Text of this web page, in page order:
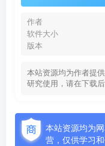
作者
软件大小
版本
本站资源均为作者提
研究使用，请在下载
本站资源均为
营，仅供学习